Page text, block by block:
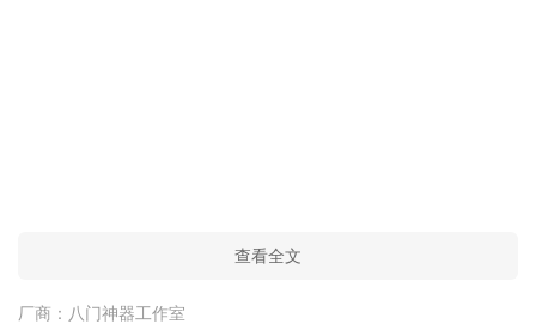
查看全文
厂商： 八门神器工作室